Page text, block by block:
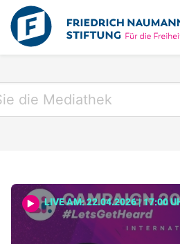
LIVE AM: 22.04.2026 | 17:00